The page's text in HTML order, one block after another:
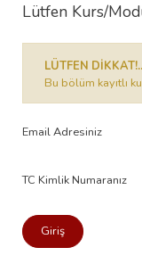
Lütfen Kurs/
LÜTFEN
Bu bölüm kayıtlı
Email Adresiniz
TC Kimlik Numaranız
Giriş